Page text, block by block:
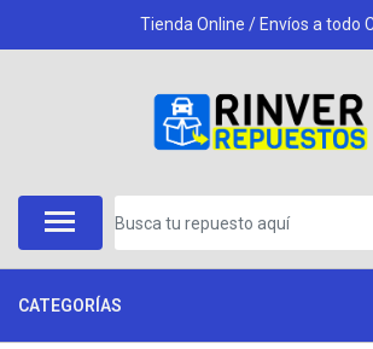
Tienda Online / Envíos a todo
CATEGORÍAS